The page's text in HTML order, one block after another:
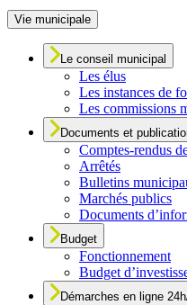
Vie municipale
Le conseil municipal
Les élus
Les instances de
Les commissions
Documents et
Comptes-rendus
Arrêtés
Bulletins
Marchés publics
Documents
Budget
Fonctionnement
Budget
Démarches en ligne